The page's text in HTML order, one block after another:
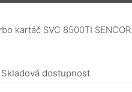
kartáč SVC 8500TI SENCOR
Skladová dostupnost